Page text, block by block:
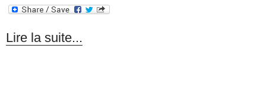
Lire la suite...